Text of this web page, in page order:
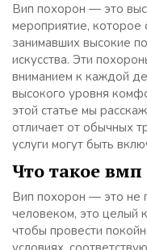
Вип похорон — это
мероприятие, которое
занимавших высокие
искусства. Эти
вниманием к каждой
высокого уровня
этой статье мы
отличает от обычных
услуги могут быть
Что такое вмп
Вип похорон — это не
человеком, это целый
чтобы провести